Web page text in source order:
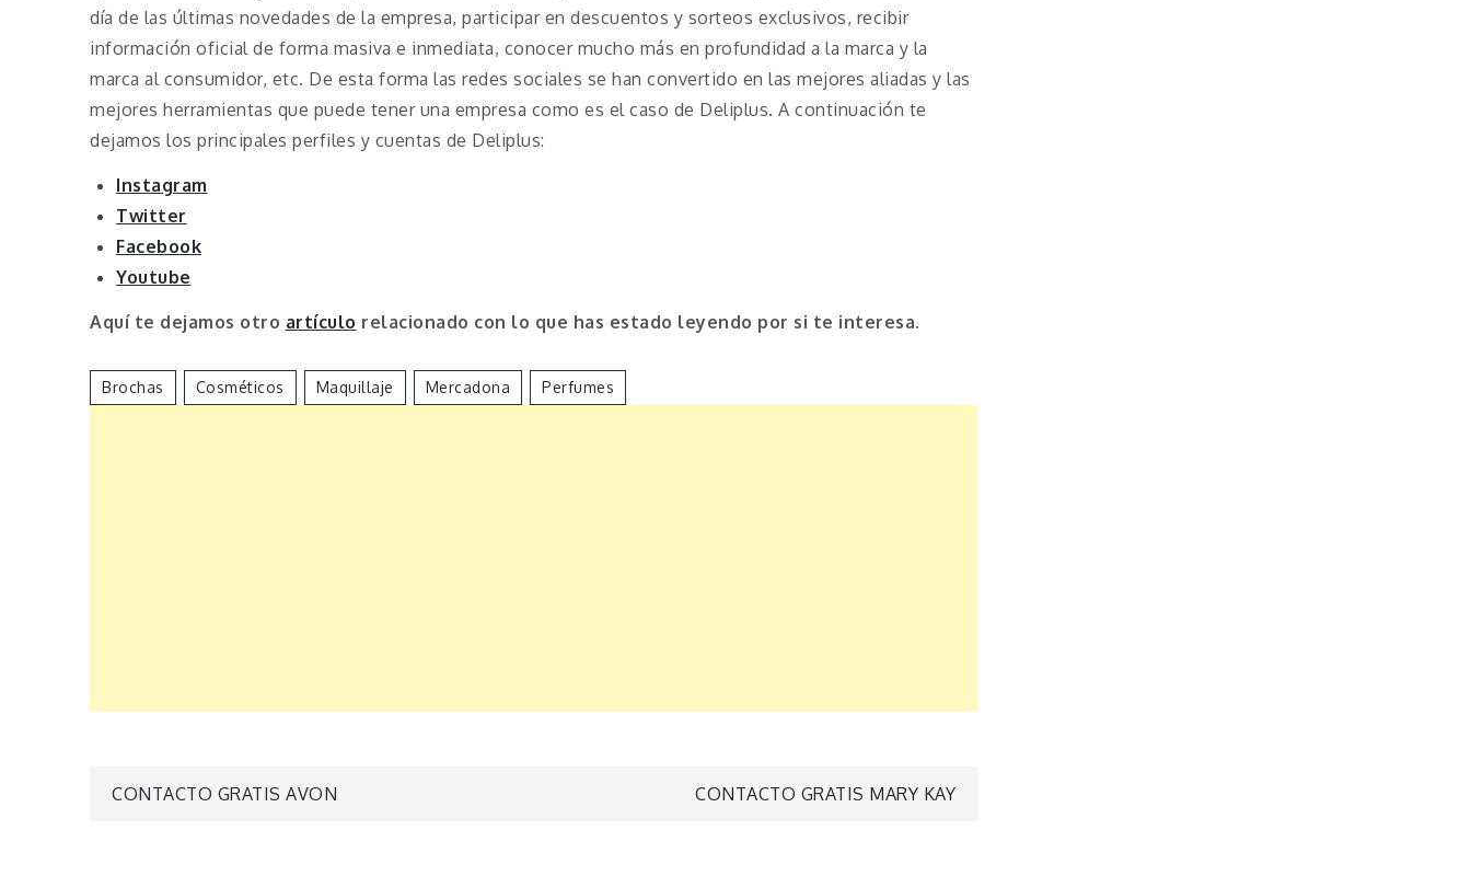
día de las últimas novedades de la empresa, participar en descuentos y sorteos exclusivos, recibir
información oficial de forma masiva e inmediata, conocer mucho más en profundidad a la marca y la
marca al consumidor, etc. De esta forma las redes sociales se han convertido en las mejores aliadas y las
mejores herramientas que puede tener una empresa como es el caso de Deliplus. A continuación te
dejamos los principales perfiles y cuentas de Deliplus:
Instagram
Twitter
Facebook
Youtube
Aquí te dejamos otro artículo relacionado con lo que has estado leyendo por si te interesa.
Brochas Cosméticos Maquillaje Mercadona Perfumes
Navegación
CONTACTO GRATIS AVON CONTACTO GRATIS MARY KAY